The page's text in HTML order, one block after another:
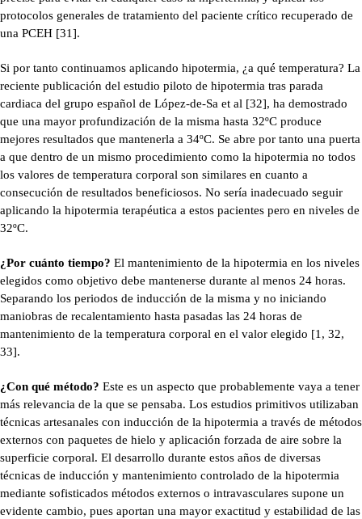
protocolos generales de tratamiento del paciente crítico recuperado de
una PCEH [31].
Si por tanto continuamos aplicando hipotermia, ¿a qué temperatura? La
reciente publicación del estudio piloto de hipotermia tras parada
cardiaca del grupo español de López-de-Sa et al [32], ha demostrado
que una mayor profundización de la misma hasta 32ºC produce
mejores resultados que mantenerla a 34ºC. Se abre por tanto una puerta
a que dentro de un mismo procedimiento como la hipotermia no todos
los valores de temperatura corporal son similares en cuanto a
consecución de resultados beneficiosos. No sería inadecuado seguir
aplicando la hipotermia terapéutica a estos pacientes pero en niveles de
32ºC.
¿Por cuánto tiempo? El mantenimiento de la hipotermia en los niveles
elegidos como objetivo debe mantenerse durante al menos 24 horas.
Separando los periodos de inducción de la misma y no iniciando
maniobras de recalentamiento hasta pasadas las 24 horas de
mantenimiento de la temperatura corporal en el valor elegido [1, 32,
33].
¿Con qué método? Este es un aspecto que probablemente vaya a tener
más relevancia de la que se pensaba. Los estudios primitivos utilizaban
técnicas artesanales con inducción de la hipotermia a través de métodos
externos con paquetes de hielo y aplicación forzada de aire sobre la
superficie corporal. El desarrollo durante estos años de diversas
técnicas de inducción y mantenimiento controlado de la hipotermia
mediante sofisticados métodos externos o intravasculares supone un
evidente cambio, pues aportan una mayor exactitud y estabilidad de las